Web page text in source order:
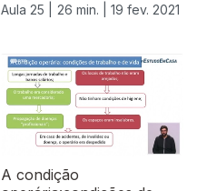
Aula 25 | 26 min. | 19 fev. 2021
A condição